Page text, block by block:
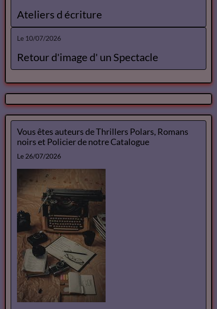
Ateliers d écriture
Le 10/07/2026
Retour d'image d' un Spectacle
Vous êtes auteurs de Thrillers Polars, Romans
noirs et Policier de notre Catalogue
Le 26/07/2026